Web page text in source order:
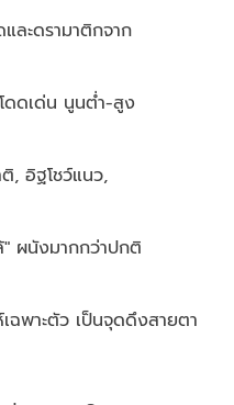
ละดรามาติกจาก
ดดเด่น นูนต่ำ-สูง
, อิฐโชว์แนว,
" ผนังมากกว่าปกติ
ฉพาะตัว เป็นจุดดึงสายตา